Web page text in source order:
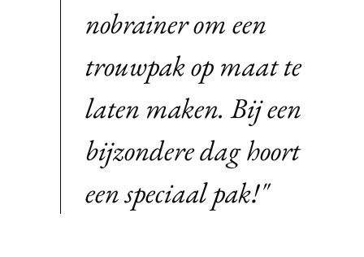
nobrainer om een
trouwpak op maat te
laten maken. Bij een
bijzondere dag hoort
een speciaal pak!"